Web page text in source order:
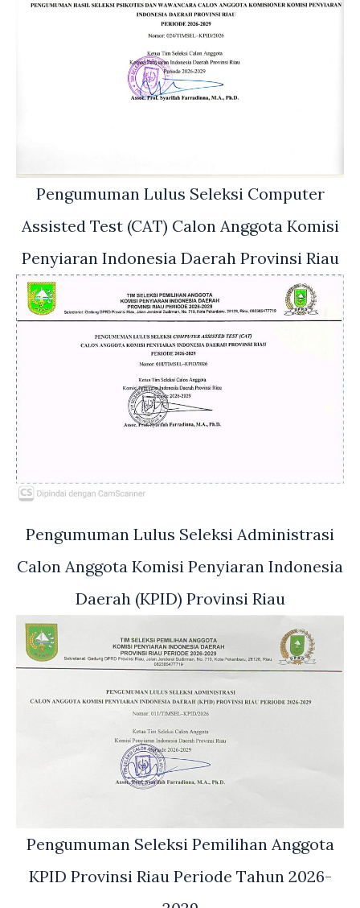
Pengumuman Lulus Seleksi Computer
Assisted Test (CAT) Calon Anggota Komisi
Penyiaran Indonesia Daerah Provinsi Riau
Pengumuman Lulus Seleksi Administrasi
Calon Anggota Komisi Penyiaran Indonesia
Daerah (KPID) Provinsi Riau
Pengumuman Seleksi Pemilihan Anggota
KPID Provinsi Riau Periode Tahun 2026-